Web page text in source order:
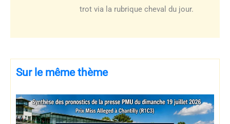
trot via la rubrique cheval du jour.
Sur le même thème